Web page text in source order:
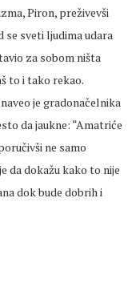
Piron, preživevši
sveti ljudima udara
za sobom ništa
to i tako rekao.
je gradonačelnika
da jaukne: “Amatriće
ne samo
da dokažu kako to nije
dok bude dobrih i